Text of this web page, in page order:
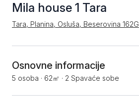
Mila house 1 Tara
Tara, Planina, Osluša, Beserovina 162G
Osnovne informacije
5 osoba · 62㎡ · 2 Spavaće sobe